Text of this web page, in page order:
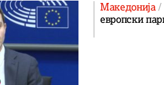
Македонија